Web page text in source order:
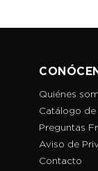
Quiénes
Catálogo
Preguntas
Aviso de
Contacto